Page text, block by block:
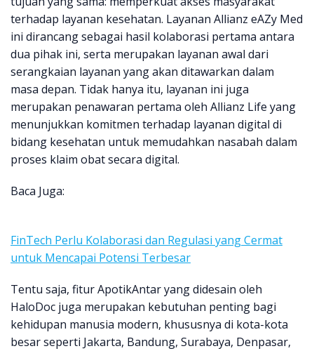
terhadap layanan kesehatan. Layanan Allianz eAZy Med
ini dirancang sebagai hasil kolaborasi pertama antara
dua pihak ini, serta merupakan layanan awal dari
serangkaian layanan yang akan ditawarkan dalam
masa depan. Tidak hanya itu, layanan ini juga
merupakan penawaran pertama oleh Allianz Life yang
menunjukkan komitmen terhadap layanan digital di
bidang kesehatan untuk memudahkan nasabah dalam
proses klaim obat secara digital.
Baca Juga:
FinTech Perlu Kolaborasi dan Regulasi yang Cermat
untuk Mencapai Potensi Terbesar
Tentu saja, fitur ApotikAntar yang didesain oleh
HaloDoc juga merupakan kebutuhan penting bagi
kehidupan manusia modern, khususnya di kota-kota
besar seperti Jakarta, Bandung, Surabaya, Denpasar,